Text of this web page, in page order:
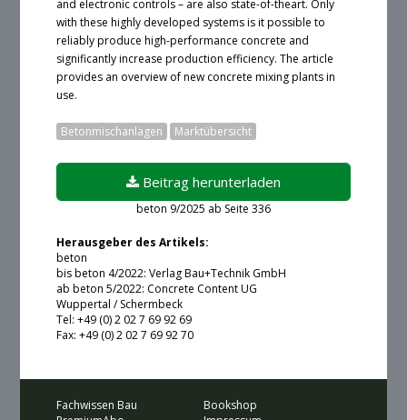
and electronic controls – are also state-of-theart. Only
with these highly developed systems is it possible to
reliably produce high-performance concrete and
significantly increase production efficiency. The article
provides an overview of new concrete mixing plants in
use.
Betonmischanlagen Marktübersicht
Beitrag herunterladen
Ein Login ist zur Zeit leider nicht möglich.
Angemeldet bleiben
Beitrag kaufen (€25,-)
beton 9/2025 ab Seite 336
Herausgeber des Artikels:
beton
bis beton 4/2022: Verlag Bau+Technik GmbH
ab beton 5/2022: Concrete Content UG
Wuppertal / Schermbeck
Tel: +49 (0) 2 02 7 69 92 69
Fax: +49 (0) 2 02 7 69 92 70
Fachwissen Bau
Bookshop